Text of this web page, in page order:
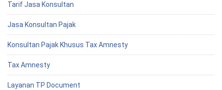
Tarif Jasa Konsultan
Jasa Konsultan Pajak
Konsultan Pajak Khusus Tax Amnesty
Tax Amnesty
Layanan TP Document